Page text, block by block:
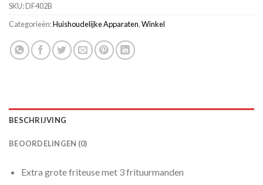
SKU:DF402B
Categorieën:Huishoudelijke Apparaten,Winkel
BESCHRIJVING
BEOORDELINGEN (0)
Extra grote friteuse met 3 frituurmanden